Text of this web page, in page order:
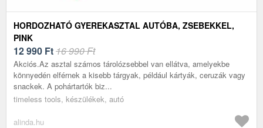
HORDOZHATÓ GYEREKASZTAL AUTÓBA, ZSEBEKKEL,
PINK
12 990 Ft16 990 Ft
Akciós.Az asztal számos tárolózsebbel van ellátva, amelyekbe
könnyedén elférnek a kisebb tárgyak, például kártyák, ceruzák vagy
snackek. A pohártartók biz...
timeless tools, készülékek, autó
alinda.hu